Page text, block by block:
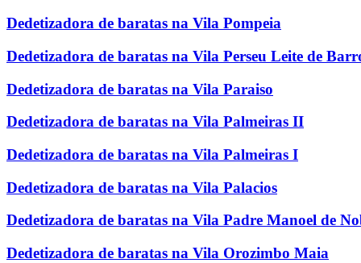
Dedetizadora de baratas na Vila Pompeia
Dedetizadora de baratas na Vila Perseu Leite de
Dedetizadora de baratas na Vila Paraiso
Dedetizadora de baratas na Vila Palmeiras II
Dedetizadora de baratas na Vila Palmeiras I
Dedetizadora de baratas na Vila Palacios
Dedetizadora de baratas na Vila Padre Manoel de
Dedetizadora de baratas na Vila Orozimbo Maia